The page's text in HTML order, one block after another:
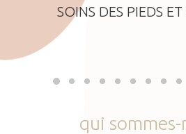
SOINS DES PIEDS
qui